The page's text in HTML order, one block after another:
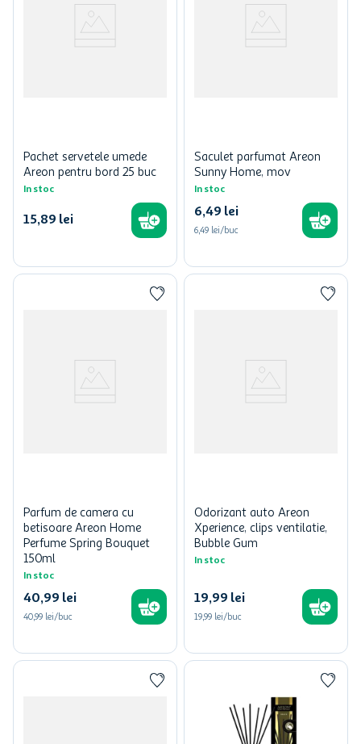
Pachet servetele umede
Areon pentru bord 25 buc
In stoc
15,89 lei
Saculet parfumat Areon
Sunny Home, mov
In stoc
6,49 lei
6,49 lei/buc
Parfum de camera cu
betisoare Areon Home
Perfume Spring Bouquet
150ml
In stoc
40,99 lei
40,99 lei/buc
Odorizant auto Areon
Xperience, clips ventilatie,
Bubble Gum
In stoc
19,99 lei
19,99 lei/buc